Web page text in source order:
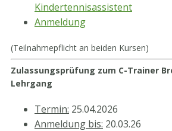
Kindertennisassistent
Anmeldung
(Teilnahmepflicht an beiden Kursen)
Zulassungsprüfung zum C-Trainer
Lehrgang
Termin: 25.04.2026
Anmeldung bis: 20.03.26